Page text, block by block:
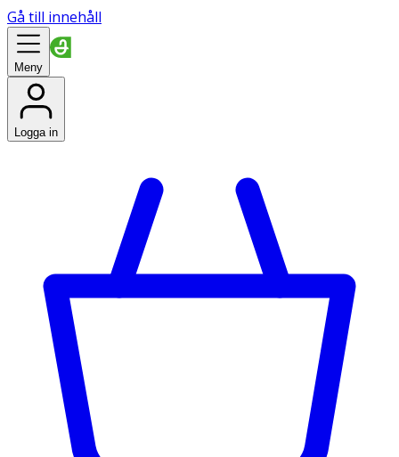
Gå till innehåll
Meny
Logga in